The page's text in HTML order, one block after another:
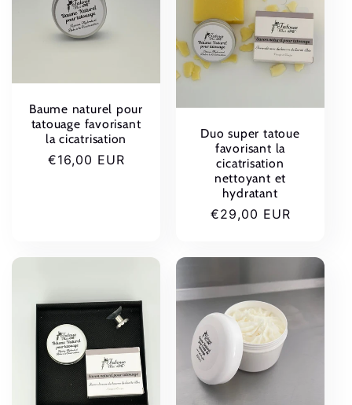
Baume naturel pour
tatouage favorisant
la cicatrisation
Prix
€16,00 EUR
Duo super tatoue
favorisant la
cicatrisation
nettoyant et
hydratant
Prix
€29,00 EUR